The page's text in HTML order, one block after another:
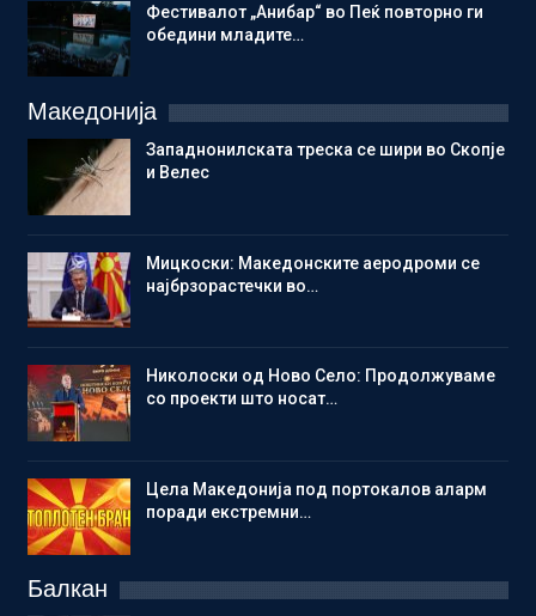
Фестивалот „Анибар“ во Пеќ повторно ги
обедини младите…
Македонија
Западнонилската треска се шири во Скопје
и Велес
Мицкоски: Македонските аеродроми се
најбрзорастечки во…
Николоски од Ново Село: Продолжуваме
со проекти што носат…
Цела Македонија под портокалов аларм
поради екстремни…
Балкан